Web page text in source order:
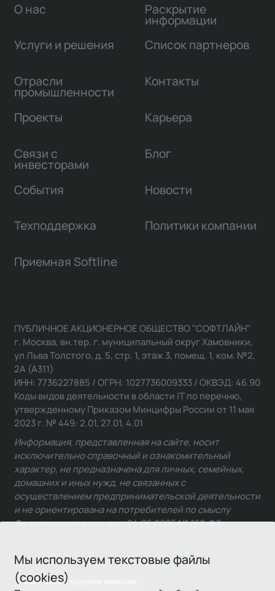
Мы используем текстовые файлы
(cookies)
О нас
Услуги и решения
Отрасли
промышленности
Проекты
Связи с
инвесторами
Раскрытие
информации
Список партнеров
Контакты
Карьера
Блог
События Новости
Техподдержка Политики компании
Приемная Softline
Связаться с отделом качества
ПУБЛИЧНОЕ АКЦИОНЕРНОЕ ОБЩЕСТВО "СОФТЛАЙН"
г. Москва, вн.тер. г. муниципальный округ Хамовники,
ул Льва Толстого, д. 5, стр. 1, этаж 3, помещ. 1, ком. №2,
2А (А311)
ИНН: 7736227885 / ОГРН: 1027736009333 / ОКВЭД: 46.90
Коды видов деятельности в области IT по перечню,
утвержденному Приказом Минцифры России от 11 мая
2023 г. № 449: 2.01, 27.01, 4.01
Информация, представленная на сайте, носит
исключительно справочный и ознакомительный
характер, не предназначена для личных, семейных,
домашних и иных нужд, не связанных с
осуществлением предпринимательской деятельности
и не ориентирована на потребителей по смыслу
Федерального закона от 24.06.2025 № 168-ФЗ.